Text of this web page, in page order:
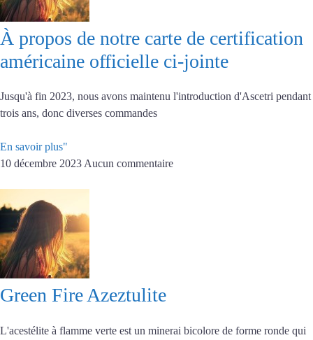
À propos de notre carte de certification
américaine officielle ci-jointe
Jusqu'à fin 2023, nous avons maintenu l'introduction d'Ascetri pendant
trois ans, donc diverses commandes
En savoir plus"
10 décembre 2023 Aucun commentaire
Green Fire Azeztulite
L'acestélite à flamme verte est un minerai bicolore de forme ronde qui